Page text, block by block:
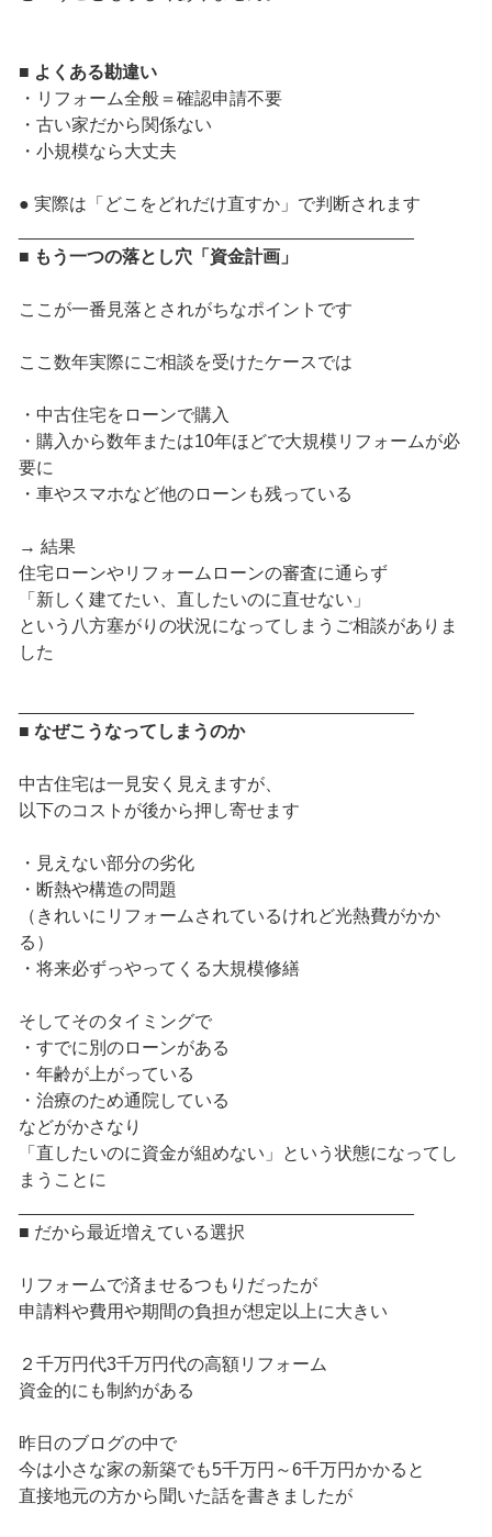
■ よくある勘違い
・リフォーム全般＝確認申請不要
・古い家だから関係ない
・小規模なら大丈夫
● 実際は「どこをどれだけ直すか」で判断されます
■ もう一つの落とし穴「資金計画」
ここが一番見落とされがちなポイントです
ここ数年実際にご相談を受けたケースでは
・中古住宅をローンで購入
・購入から数年または10年ほどで大規模リフォームが必
要に
・車やスマホなど他のローンも残っている
→ 結果
住宅ローンやリフォームローンの審査に通らず
「新しく建てたい、直したいのに直せない」
という八方塞がりの状況になってしまうご相談がありま
した
■ なぜこうなってしまうのか
中古住宅は一見安く見えますが、
以下のコストが後から押し寄せます
・見えない部分の劣化
・断熱や構造の問題
（きれいにリフォームされているけれど光熱費がかか
る）
・将来必ずっやってくる大規模修繕
そしてそのタイミングで
・すでに別のローンがある
・年齢が上がっている
・治療のため通院している
などがかさなり
「直したいのに資金が組めない」という状態になってし
まうことに
■ だから最近増えている選択
リフォームで済ませるつもりだったが
申請料や費用や期間の負担が想定以上に大きい
２千万円代3千万円代の高額リフォーム
資金的にも制約がある
昨日のブログの中で
今は小さな家の新築でも5千万円～6千万円かかると
直接地元の方から聞いた話を書きましたが